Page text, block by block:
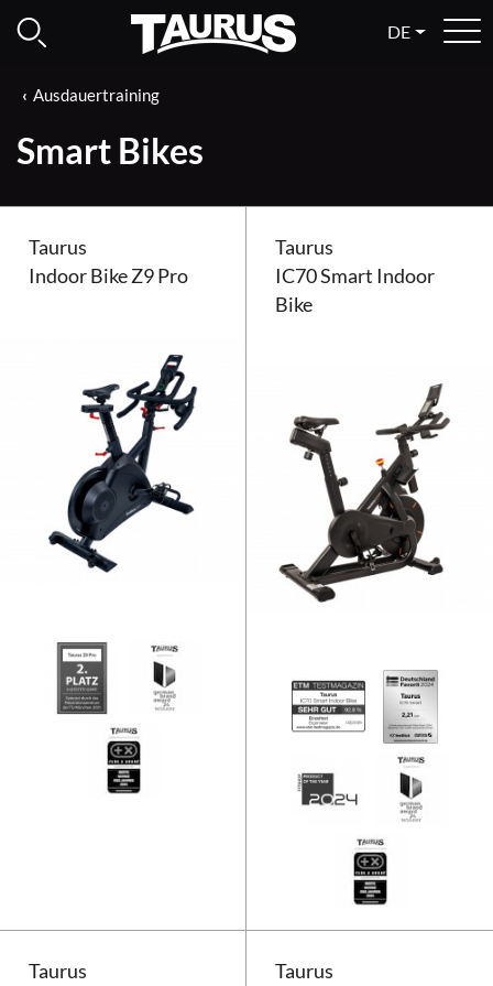
DE
Ausdauertraining
Smart Bikes
Taurus
Indoor Bike Z9 Pro
Taurus
IC70 Smart Indoor
Bike
Taurus
Taurus